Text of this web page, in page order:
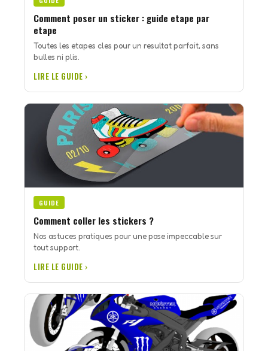
Comment poser un sticker : guide etape par
etape
Toutes les etapes cles pour un resultat parfait, sans
bulles ni plis.
LIRE LE GUIDE ›
GUIDE
Comment coller les stickers ?
Nos astuces pratiques pour une pose impeccable sur
tout support.
LIRE LE GUIDE ›